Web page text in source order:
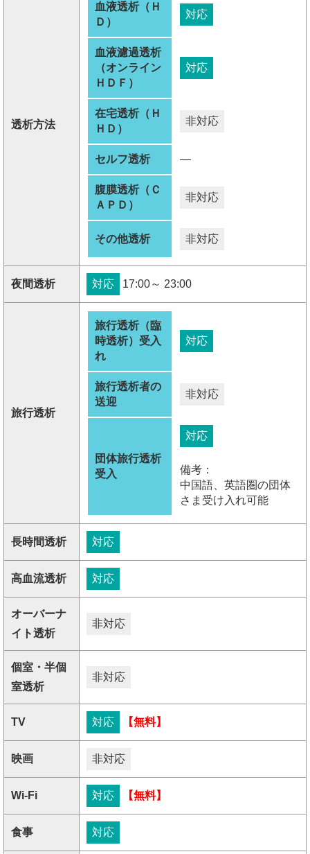
透析方法
血液透析（Ｈ
Ｄ）
対応
血液濾過透析
（オンライン
ＨＤＦ）
対応
在宅透析（Ｈ
ＨＤ）
非対応
セルフ透析 ―
腹膜透析（Ｃ
ＡＰＤ）
非対応
その他透析 非対応
夜間透析 対応 17:00～ 23:00
旅行透析
旅行透析（臨
時透析）受入
れ
対応
旅行透析者の
送迎
非対応
団体旅行透析
受入
対応
備考：
中国語、英語圏の団体
さま受け入れ可能
長時間透析 対応
高血流透析 対応
オーバーナ
イト透析
非対応
個室・半個
室透析
非対応
TV 対応 【無料】
映画 非対応
Wi-Fi 対応 【無料】
食事 対応